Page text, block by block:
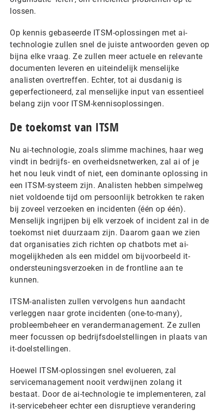
lossen.
Op kennis gebaseerde ITSM-oplossingen met ai-
technologie zullen snel de juiste antwoorden geven op
bijna elke vraag. Ze zullen meer actuele en relevante
documenten leveren en uiteindelijk menselijke
analisten overtreffen. Echter, tot ai dusdanig is
geperfectioneerd, zal menselijke input van essentieel
belang zijn voor ITSM-kennisoplossingen.
De toekomst van ITSM
Nu ai-technologie, zoals slimme machines, haar weg
vindt in bedrijfs- en overheidsnetwerken, zal ai of je
het nou leuk vindt of niet, een dominante oplossing in
een ITSM-systeem zijn. Analisten hebben simpelweg
niet voldoende tijd om persoonlijk betrokken te raken
bij zoveel verzoeken en incidenten (één op één).
Menselijk ingrijpen bij elk verzoek of incident zal in de
toekomst niet duurzaam zijn. Daarom gaan we zien
dat organisaties zich richten op chatbots met ai-
mogelijkheden als een middel om bijvoorbeeld it-
ondersteuningsverzoeken in de frontline aan te
kunnen.
ITSM-analisten zullen vervolgens hun aandacht
verleggen naar grote incidenten (one-to-many),
probleembeheer en verandermanagement. Ze zullen
meer focussen op bedrijfsdoelstellingen in plaats van
it-doelstellingen.
Hoewel ITSM-oplossingen snel evolueren, zal
servicemanagement nooit verdwijnen zolang it
bestaat. Door de ai-technologie te implementeren, zal
it-servicebeheer echter een disruptieve verandering